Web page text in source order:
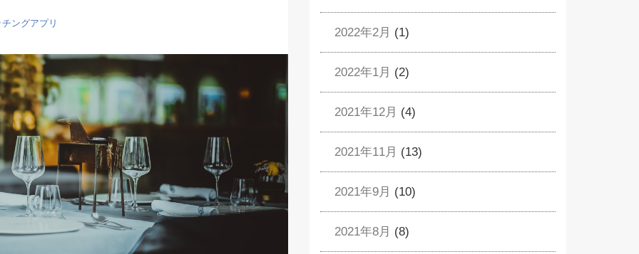
ングアプリ
2022年2月 (1)
2022年1月 (2)
2021年12月 (4)
2021年11月 (13)
2021年9月 (10)
2021年8月 (8)